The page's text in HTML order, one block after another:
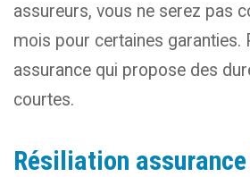
assureurs, vous ne serez pas
mois pour certaines garanties.
assurance qui propose des
courtes.
Résiliation